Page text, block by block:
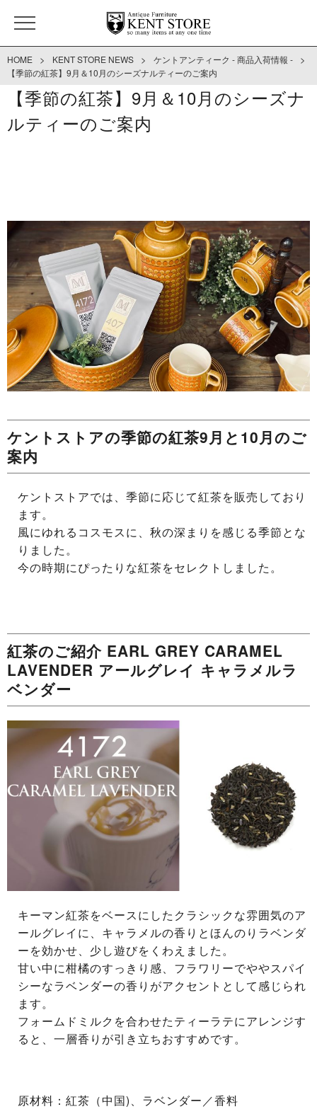
HOME > KENT STORE NEWS > ケントアンティーク - 商品入荷情報 - >
【季節の紅茶】9月＆10月のシーズナルティーのご案内
【季節の紅茶】9月＆10月のシーズナ
ルティーのご案内
ケントストアの季節の紅茶9月と10月のご
案内
ケントストアでは、季節に応じて紅茶を販売しており
ます。
風にゆれるコスモスに、秋の深まりを感じる季節とな
りました。
今の時期にぴったりな紅茶をセレクトしました。
紅茶のご紹介 EARL GREY CARAMEL
LAVENDER アールグレイ キャラメルラ
ベンダー
キーマン紅茶をベースにしたクラシックな雰囲気のア
ールグレイに、キャラメルの香りとほんのりラベンダ
ーを効かせ、少し遊びをくわえました。
甘い中に柑橘のすっきり感、フラワリーでややスパイ
シーなラベンダーの香りがアクセントとして感じられ
ます。
フォームドミルクを合わせたティーラテにアレンジす
ると、一層香りが引き立ちおすすめです。
原材料：紅茶（中国)、ラベンダー／香料